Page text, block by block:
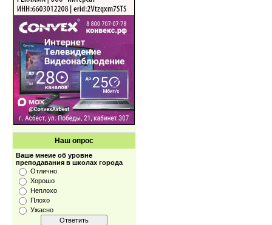
Наш опрос
Ваше мнеие об уровне
преподавания в школах города
Отлично
Хорошо
Неплохо
Плохо
Ужасно